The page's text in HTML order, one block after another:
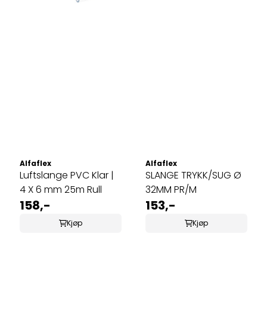
Alfaflex
Luftslange PVC Klar |
4 X 6 mm 25m Rull
158,-
Kjøp
Alfaflex
SLANGE TRYKK/SUG Ø
32MM PR/M
153,-
Kjøp